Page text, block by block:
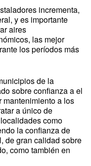
incrementa,
y es importante
aires
las mejor
los períodos más
de la
sobre confianza a el
mantenimiento a los
a único de
como
la confianza de
de gran calidad sobre
como también en